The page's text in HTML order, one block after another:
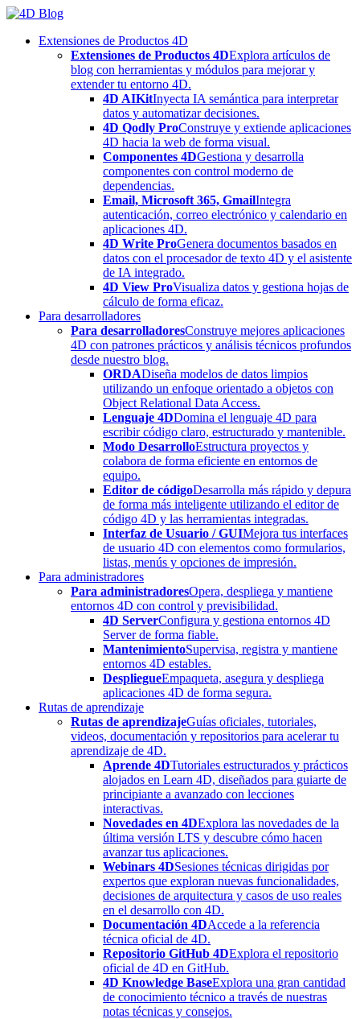
Skip
contentExtensiones de Productos 4D
Extensiones de Productos 4DExplora artículos de
blog con herramientas y módulos para mejorar y
extender tu entorno 4D.
4D AIKitInyecta IA semántica para interpretar
datos y automatizar decisiones.
4D Qodly ProConstruye y extiende aplicaciones
4D hacia la web de forma visual.
Componentes 4DGestiona y desarrolla
componentes con control moderno de
dependencias.
Email, Microsoft 365, GmailIntegra
autenticación, correo electrónico y calendario en
aplicaciones 4D.
4D Write ProGenera documentos basados en
datos con el procesador de texto 4D y el asistente
de IA integrado.
4D View ProVisualiza datos y gestiona hojas de
cálculo de forma eficaz.
Para desarrolladores
Para desarrolladoresConstruye mejores aplicaciones
4D con patrones prácticos y análisis técnicos profundos
desde nuestro blog.
ORDADiseña modelos de datos limpios
utilizando un enfoque orientado a objetos con
Object Relational Data Access.
Lenguaje 4DDomina el lenguaje 4D para
escribir código claro, estructurado y mantenible.
Modo DesarrolloEstructura proyectos y
colabora de forma eficiente en entornos de
equipo.
Editor de códigoDesarrolla más rápido y depura
de forma más inteligente utilizando el editor de
código 4D y las herramientas integradas.
Interfaz de Usuario / GUIMejora tus interfaces
de usuario 4D con elementos como formularios,
listas, menús y opciones de impresión.
Para administradores
Para administradoresOpera, despliega y mantiene
entornos 4D con control y previsibilidad.
4D ServerConfigura y gestiona entornos 4D
Server de forma fiable.
MantenimientoSupervisa, registra y mantiene
entornos 4D estables.
DespliegueEmpaqueta, asegura y despliega
aplicaciones 4D de forma segura.
Rutas de aprendizaje
Rutas de aprendizajeGuías oficiales, tutoriales,
videos, documentación y repositorios para acelerar tu
aprendizaje de 4D.
Aprende 4DTutoriales estructurados y prácticos
alojados en Learn 4D, diseñados para guiarte de
principiante a avanzado con lecciones
interactivas.
Novedades en 4DExplora las novedades de la
última versión LTS y descubre cómo hacen
avanzar tus aplicaciones.
Webinars 4DSesiones técnicas dirigidas por
expertos que exploran nuevas funcionalidades,
decisiones de arquitectura y casos de uso reales
en el desarrollo con 4D.
Documentación 4DAccede a la referencia
técnica oficial de 4D.
Repositorio GitHub 4DExplora el repositorio
oficial de 4D en GitHub.
4D Knowledge BaseExplora una gran cantidad
de conocimiento técnico a través de nuestras
notas técnicas y consejos.